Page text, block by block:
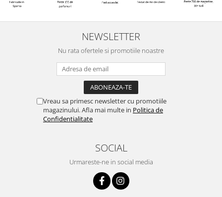
NEWSLETTER
Nu rata ofertele si promotiile noastre
Vreau sa primesc newsletter cu promotiile
magazinului. Afla mai multe in Politica de
Confidentialitate
SOCIAL
Urmareste-ne in social media